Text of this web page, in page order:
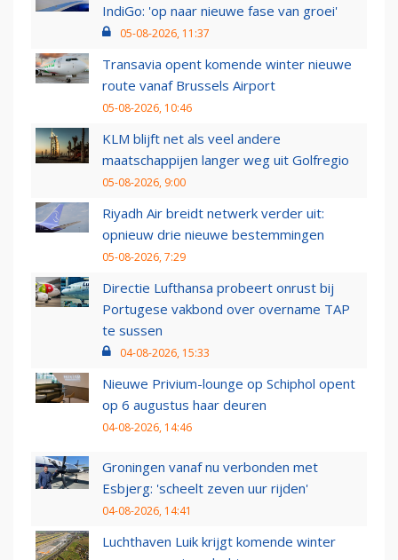
IndiGo: 'op naar nieuwe fase van groei'
05-08-2026, 11:37
Transavia opent komende winter nieuwe
route vanaf Brussels Airport
05-08-2026, 10:46
KLM blijft net als veel andere
maatschappijen langer weg uit Golfregio
05-08-2026, 9:00
Riyadh Air breidt netwerk verder uit:
opnieuw drie nieuwe bestemmingen
05-08-2026, 7:29
Directie Lufthansa probeert onrust bij
Portugese vakbond over overname TAP
te sussen
04-08-2026, 15:33
Nieuwe Privium-lounge op Schiphol opent
op 6 augustus haar deuren
04-08-2026, 14:46
Groningen vanaf nu verbonden met
Esbjerg: 'scheelt zeven uur rijden'
04-08-2026, 14:41
Luchthaven Luik krijgt komende winter